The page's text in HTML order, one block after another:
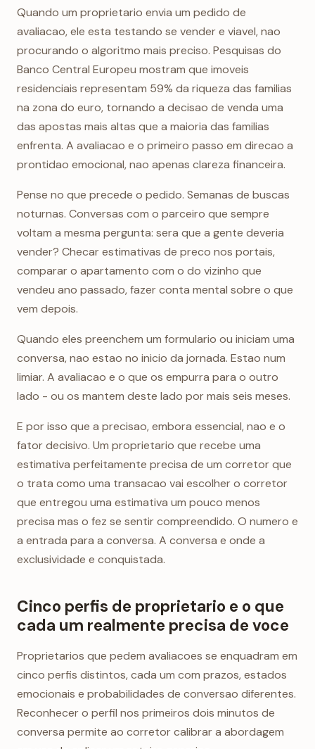
Quando um proprietario envia um pedido de
avaliacao, ele esta testando se vender e viavel, nao
procurando o algoritmo mais preciso. Pesquisas do
Banco Central Europeu mostram que imoveis
residenciais representam 59% da riqueza das familias
na zona do euro, tornando a decisao de venda uma
das apostas mais altas que a maioria das familias
enfrenta. A avaliacao e o primeiro passo em direcao a
prontidao emocional, nao apenas clareza financeira.
Pense no que precede o pedido. Semanas de buscas
noturnas. Conversas com o parceiro que sempre
voltam a mesma pergunta: sera que a gente deveria
vender? Checar estimativas de preco nos portais,
comparar o apartamento com o do vizinho que
vendeu ano passado, fazer conta mental sobre o que
vem depois.
Quando eles preenchem um formulario ou iniciam uma
conversa, nao estao no inicio da jornada. Estao num
limiar. A avaliacao e o que os empurra para o outro
lado - ou os mantem deste lado por mais seis meses.
E por isso que a precisao, embora essencial, nao e o
fator decisivo. Um proprietario que recebe uma
estimativa perfeitamente precisa de um corretor que
o trata como uma transacao vai escolher o corretor
que entregou uma estimativa um pouco menos
precisa mas o fez se sentir compreendido. O numero e
a entrada para a conversa. A conversa e onde a
exclusividade e conquistada.
Cinco perfis de proprietario e o que
cada um realmente precisa de voce
Proprietarios que pedem avaliacoes se enquadram em
cinco perfis distintos, cada um com prazos, estados
emocionais e probabilidades de conversao diferentes.
Reconhecer o perfil nos primeiros dois minutos de
conversa permite ao corretor calibrar a abordagem